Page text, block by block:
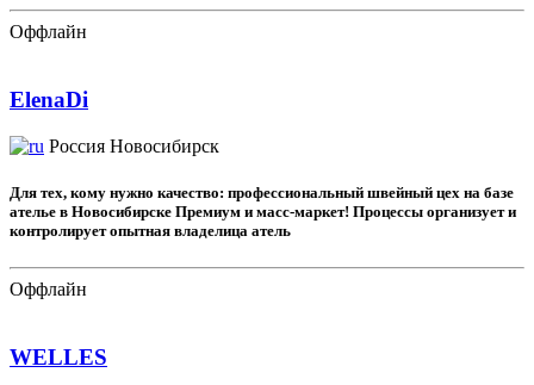
Оффлайн
ElenaDi
Россия Новосибирск
Для тех, кому нужно качество: профессиональный швейный цех на базе
ателье в Новосибирске Премиум и масс-маркет! Процессы организует и
контролирует опытная владелица атель
Оффлайн
WELLES